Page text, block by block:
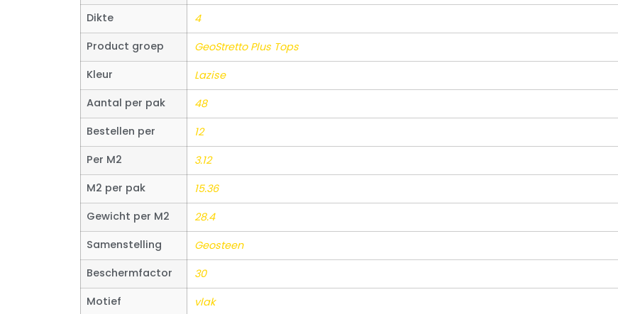
Dikte
4
Product groep
GeoStretto Plus Tops
Kleur
Lazise
Aantal per pak
48
Bestellen per
12
Per M2
3.12
M2 per pak
15.36
Gewicht per M2
28.4
Samenstelling
Geosteen
Beschermfactor
30
Motief
vlak